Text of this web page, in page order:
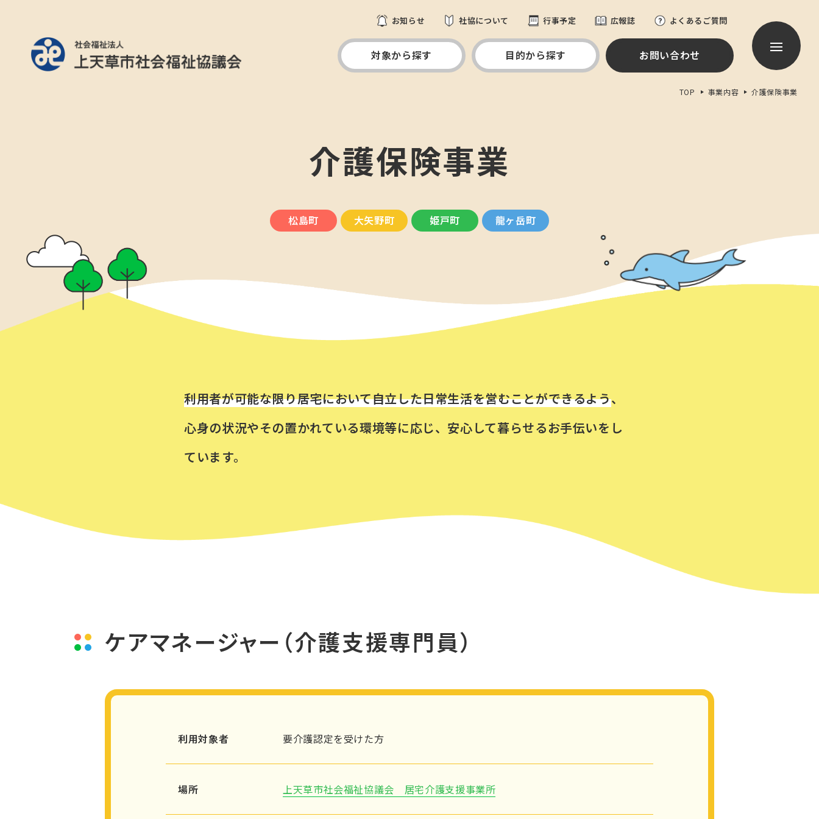
お知らせ 社協について 行事予定 広報誌 よくあるご質問
対象から探す 目的から探す お問い合わせ
TOP 事業内容 介護保険事業
介護保険事業
松島町 大矢野町 姫戸町 龍ヶ岳町
利用者が可能な限り居宅において自立した日常生活を営むことができるよう、
心身の状況やその置かれている環境等に応じ、安心して暮らせるお手伝いをし
ています。
ケアマネージャー（介護支援専門員）
利用対象者 要介護認定を受けた方
場所 上天草市社会福祉協議会 居宅介護支援事業所